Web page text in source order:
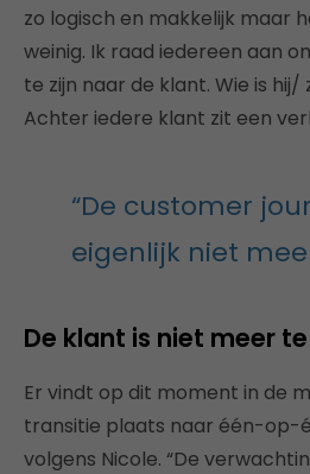
zo logisch en makkelijk maar
weinig. Ik raad iedereen aan
te zijn naar de klant. Wie is
Achter iedere klant zit een
“De customer
eigenlijk niet
De klant is niet meer
Er vindt op dit moment in de
transitie plaats naar één-op-
volgens Nicole. “De